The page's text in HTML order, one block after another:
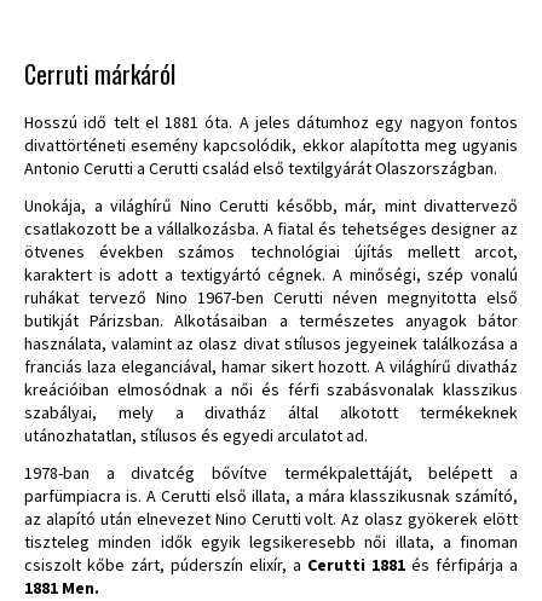
Cerruti márkáról
Hosszú idő telt el 1881 óta. A jeles dátumhoz egy nagyon fontos
divattörténeti esemény kapcsolódik, ekkor alapította meg ugyanis
Antonio Cerutti a Cerutti család első textilgyárát Olaszországban.
Unokája, a világhírű Nino Cerutti később, már, mint divattervező
csatlakozott be a vállalkozásba. A fiatal és tehetséges designer az
ötvenes években számos technológiai újítás mellett arcot,
karaktert is adott a textigyártó cégnek. A minőségi, szép vonalú
ruhákat tervező Nino 1967-ben Cerutti néven megnyitotta első
butikját Párizsban. Alkotásaiban a természetes anyagok bátor
használata, valamint az olasz divat stílusos jegyeinek találkozása a
franciás laza eleganciával, hamar sikert hozott. A világhírű divatház
kreációiban elmosódnak a női és férfi szabásvonalak klasszikus
szabályai, mely a divatház által alkotott termékeknek
utánozhatatlan, stílusos és egyedi arculatot ad.
1978-ban a divatcég bővítve termékpalettáját, belépett a
parfümpiacra is. A Cerutti első illata, a mára klasszikusnak számító,
az alapító után elnevezet Nino Cerutti volt. Az olasz gyökerek elött
tiszteleg minden idők egyik legsikeresebb női illata, a finoman
csiszolt kőbe zárt, púderszín elixír, a Cerutti 1881 és férfipárja a
1881 Men.